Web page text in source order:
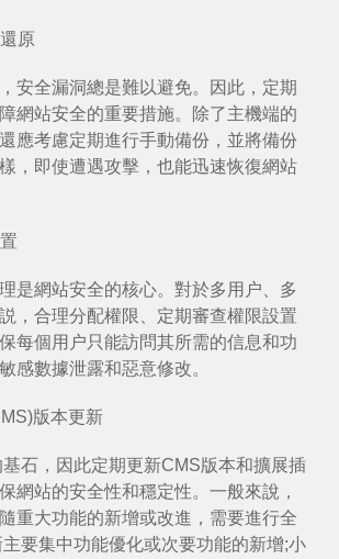
原
安全漏洞總是難以避免。因此，定期
網站安全的重要措施。除了主機端的
應考慮定期進行手動備份，並將備份
，即使遭遇攻擊，也能迅速恢復網站
是網站安全的核心。對於多用户、多
，合理分配權限、定期審查權限設置
每個用户只能訪問其所需的信息和功
感數據泄露和惡意修改。
版本更新
石，因此定期更新CMS版本和擴展插
網站的安全性和穩定性。一般來說，
重大功能的新增或改進，需要進行全
要集中功能優化或次要功能的新增;小